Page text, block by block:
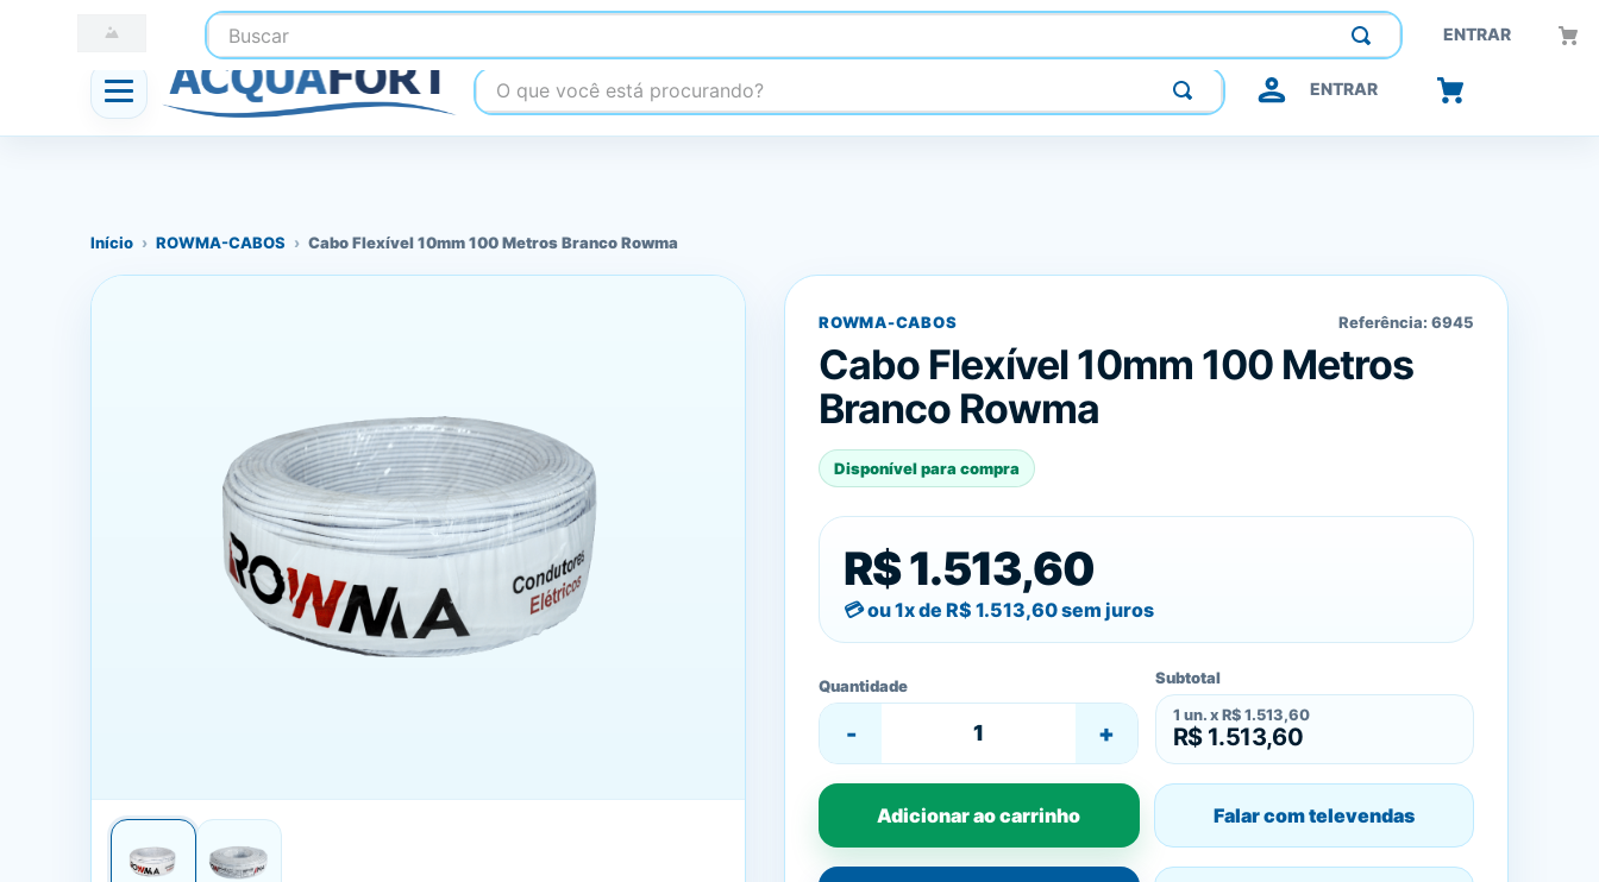
Buscar ENTRAR
☎ (41) 3247-1199 Construindo confiança, inovando o futuro.
O que você está procurando? ENTRAR
Início › ROWMA-CABOS › Cabo Flexível 10mm 100 Metros Branco Rowma
ROWMA-CABOS Referência: 6945
Cabo Flexível 10mm 100 Metros
Branco Rowma
Disponível para compra
R$ 1.513,60
ou 1x de R$ 1.513,60sem juros
Quantidade
- +
Subtotal
1 un. x R$ 1.513,60
R$ 1.513,60
Adicionar ao carrinho Falar com televendas